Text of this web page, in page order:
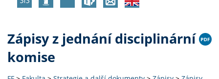
Zápisy z jednání disciplinární
komise​